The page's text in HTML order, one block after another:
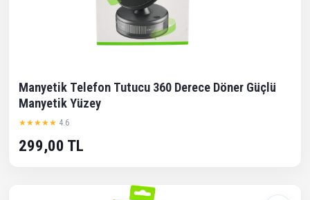
Manyetik Telefon Tutucu 360 Derece Döner Güçlü
Manyetik Yüzey
★★★★★ 4.6
299,00 TL